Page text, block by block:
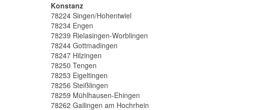
Konstanz
78224 Singen/Hohentwiel
78234 Engen
78239 Rielasingen-Worblingen
78244 Gottmadingen
78247 Hilzingen
78250 Tengen
78253 Eigeltingen
78256 Steißlingen
78259 Mühlhausen-Ehingen
78262 Gailingen am Hochrhein